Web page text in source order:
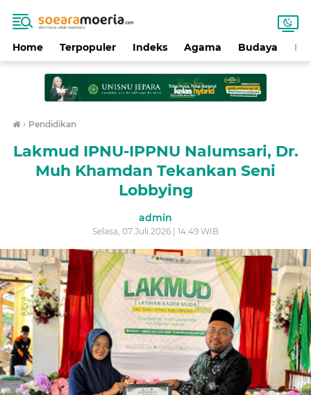
Home Terpopuler Indeks Agama Budaya
› Pendidikan
Lakmud IPNU-IPPNU Nalumsari, Dr.
Muh Khamdan Tekankan Seni
Lobbying
admin
Selasa, 07 Juli 2026 | 14:49 WIB